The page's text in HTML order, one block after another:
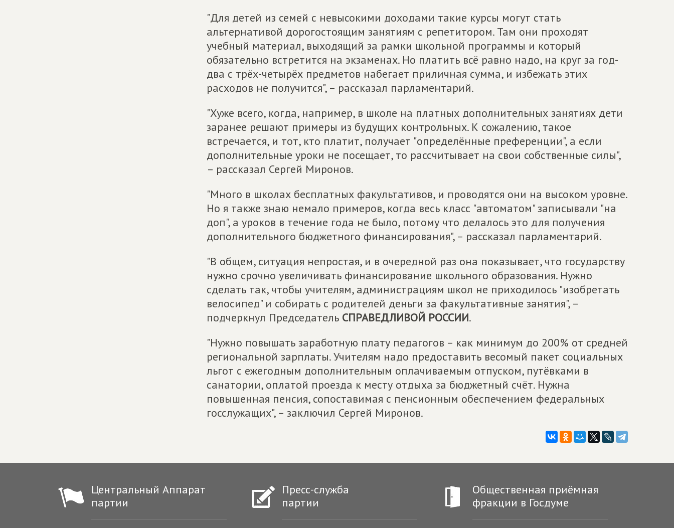
"Для детей из семей с невысокими доходами такие курсы могут стать
альтернативой дорогостоящим занятиям с репетитором. Там они проходят
учебный материал, выходящий за рамки школьной программы и который
обязательно встретится на экзаменах. Но платить всё равно надо, на круг за год-
два с трёх-четырёх предметов набегает приличная сумма, и избежать этих
расходов не получится", – рассказал парламентарий.
"Хуже всего, когда, например, в школе на платных дополнительных занятиях дети
заранее решают примеры из будущих контрольных. К сожалению, такое
встречается, и тот, кто платит, получает "определённые преференции", а если
дополнительные уроки не посещает, то рассчитывает на свои собственные силы",
– рассказал Сергей Миронов.
"Много в школах бесплатных факультативов, и проводятся они на высоком уровне.
Но я также знаю немало примеров, когда весь класс "автоматом" записывали "на
доп", а уроков в течение года не было, потому что делалось это для получения
дополнительного бюджетного финансирования", – рассказал парламентарий.
"В общем, ситуация непростая, и в очередной раз она показывает, что государству
нужно срочно увеличивать финансирование школьного образования. Нужно
сделать так, чтобы учителям, администрациям школ не приходилось "изобретать
велосипед" и собирать с родителей деньги за факультативные занятия", –
подчеркнул Председатель СПРАВЕДЛИВОЙ РОССИИ.
"Нужно повышать заработную плату педагогов – как минимум до 200% от средней
региональной зарплаты. Учителям надо предоставить весомый пакет социальных
льгот с ежегодным дополнительным оплачиваемым отпуском, путёвками в
санатории, оплатой проезда к месту отдыха за бюджетный счёт. Нужна
повышенная пенсия, сопоставимая с пенсионным обеспечением федеральных
госслужащих", – заключил Сергей Миронов.
Центральный Аппарат
партии
Пресс-служба
партии
Общественная приёмная
фракции в Госдуме